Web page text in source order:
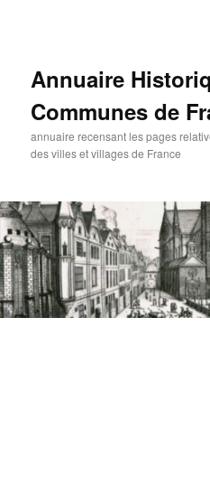
Annuaire
Communes de
annuaire recensant les pages
des villes et villages de France